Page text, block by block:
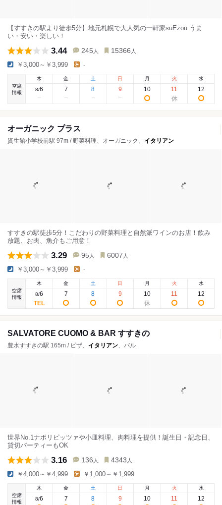
【すすきの駅より徒歩5分】地元札幌で大人気の一軒家suEzou うま
い・安い・楽しい！
3.44 245 人 15366 人
￥3,000～￥3,999 -
空席
情報
木
8/6
金
7
土
8
日
9
月
10
火
11
水
12
オーガニック プラス
資生館小学校前駅 97m / 野菜料理、オーガニック、 イタリアン
すすきの駅徒歩5分！こだわりの野菜料理と自然派ワインのお店！飲み
放題、お肉、魚介もご用意！
3.29 95 人 6007 人
￥3,000～￥3,999 -
空席
情報
木
8/6
金
7
土
8
日
9
月
10
火
11
水
12
SALVATORE CUOMO & BAR すすきの
豊水すすきの駅 165m / ピザ、 イタリアン、バル
世界No.1ナポリピッツァや小皿料理、肉料理を提供！誕生日・記念日、
貸切パーティーもOK
3.16 136 人 4343 人
￥4,000～￥4,999 ￥1,000～￥1,999
空席
情報
木
8/6
金
7
土
8
日
9
月
10
火
11
水
12